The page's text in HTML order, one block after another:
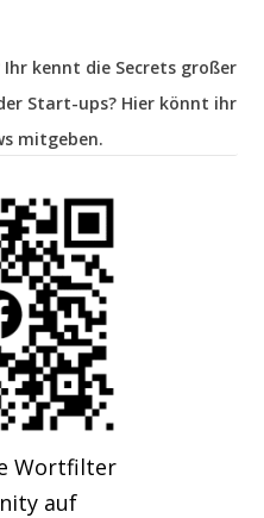
kennt die Secrets großer
Start-ups? Hier könnt ihr
mitgeben.
Wortfilter
auf